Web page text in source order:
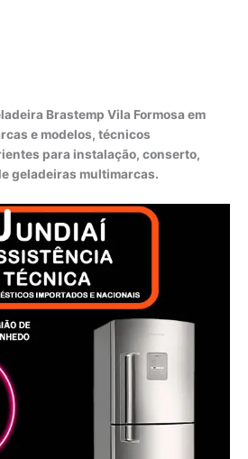
Brastemp Vila Formosa em
e modelos, técnicos
para instalação, conserto,
geladeiras multimarcas.